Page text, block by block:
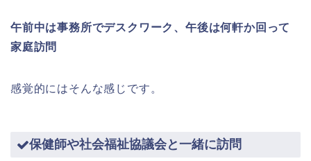
午前中は事務所でデスクワーク、午後は何軒か回って
家庭訪問
感覚的にはそんな感じです。
保健師や社会福祉協議会と一緒に訪問